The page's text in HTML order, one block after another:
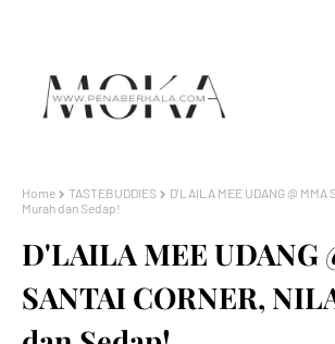
Home TASTEBUDDIES
D'LAILA MEE UDANG @ MMA
Murah dan Sedap!
D'LAILA MEE UDANG
SANTAI CORNER,